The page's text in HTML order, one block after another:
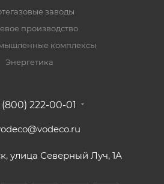
заводы
производство
комплексы
Энергетика
(800) 222-00-01
улица Северный Луч, 1А